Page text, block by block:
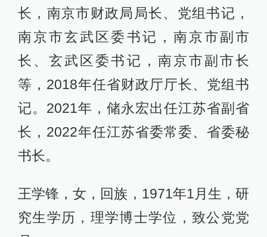
长，南京市财政局局长、党组书记，
南京市玄武区委书记，南京市副市
长、玄武区委书记，南京市副市长
等，2018年任省财政厅厅长、党组书
记。2021年，储永宏出任江苏省副省
长，2022年任江苏省委常委、省委秘
书长。
王学锋，女，回族，1971年1月生，研
究生学历，理学博士学位，致公党党